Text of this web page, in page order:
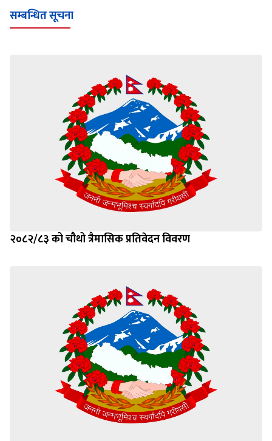
सम्बन्धित सूचना
२०८२/८३ को चौथो त्रैमासिक प्रतिवेदन विवरण